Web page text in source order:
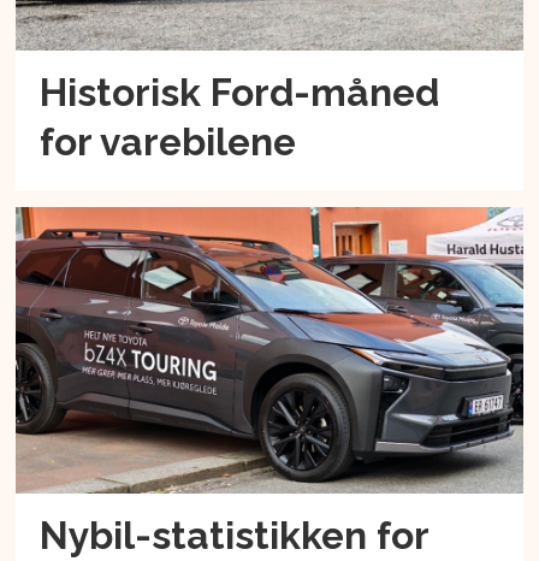
Historisk Ford-måned
for varebilene
Nybil-statistikken for